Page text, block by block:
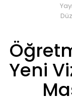
Yeni